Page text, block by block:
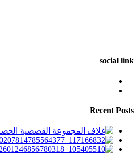
social link
Recent Posts